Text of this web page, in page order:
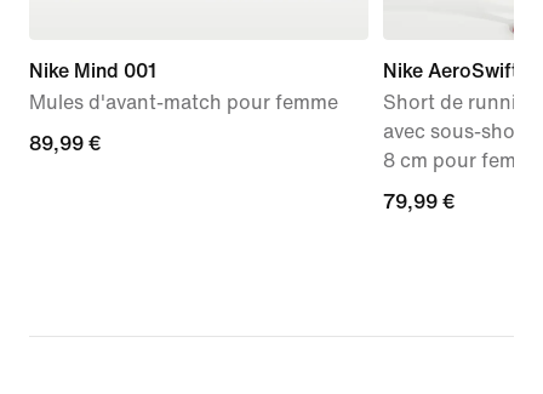
Nike Mind 001
Mules d'avant-match pour femme
89,99 €
89,99 €
Nike AeroSwift
Short de
avec sous-short
8 cm pour femme
79,99 €
79,99 €